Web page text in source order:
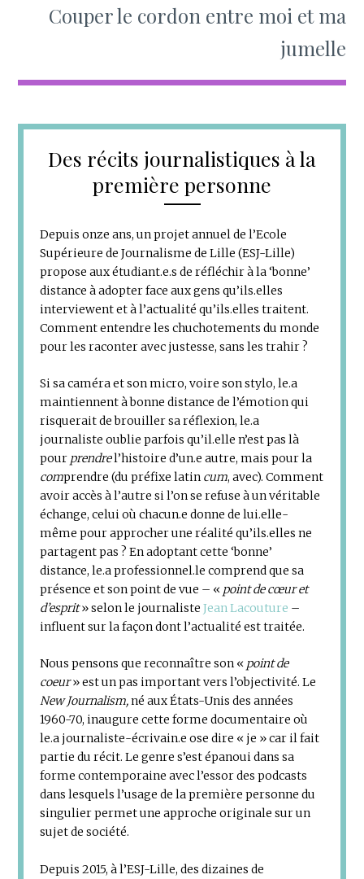
Couper le cordon entre moi et ma
jumelle
Des récits journalistiques à la
première personne
Depuis onze ans, un projet annuel de l’Ecole
Supérieure de Journalisme de Lille (ESJ-Lille)
propose aux étudiant.e.s de réfléchir à la ‘bonne’
distance à adopter face aux gens qu’ils.elles
interviewent et à l’actualité qu’ils.elles traitent.
Comment entendre les chuchotements du monde
pour les raconter avec justesse, sans les trahir ?
Si sa caméra et son micro, voire son stylo, le.a
maintiennent à bonne distance de l’émotion qui
risquerait de brouiller sa réflexion, le.a
journaliste oublie parfois qu’il.elle n’est pas là
pour prendrel’histoire d’un.e autre, mais pour la
comprendre (du préfixe latin cum, avec). Comment
avoir accès à l’autre si l’on se refuse à un véritable
échange, celui où chacun.e donne de lui.elle-
même pour approcher une réalité qu’ils.elles ne
partagent pas ? En adoptant cette ‘bonne’
distance, le.a professionnel.le comprend que sa
présence et son point de vue – « point de cœur et
d’esprit» selon le journalisteJean Lacouture –
influent sur la façon dont l’actualité est traitée.
Nous pensons que reconnaître son « point de
coeur» est un pas important vers l’objectivité. Le
New Journalism,né aux États-Unis des années
1960-70, inaugure cette forme documentaire où
le.a journaliste-écrivain.e ose dire « je » car il fait
partie du récit. Le genre s’est épanoui dans sa
forme contemporaine avec l’essor des podcasts
dans lesquels l’usage de la première personne du
singulier permet une approche originale sur un
sujet de société.
Depuis 2015, à l’ESJ-Lille, des dizaines de